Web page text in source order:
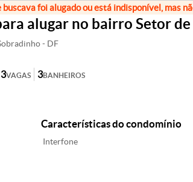
buscava foi alugado ou está indisponível, mas
alugar no bairro Setor
- DF
VAGAS
3 BANHEIROS
3
Características do condomínio
Interfone